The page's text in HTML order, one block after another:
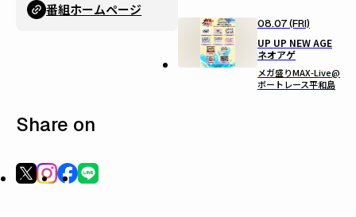
番組ホームページ
Share on
08.07 (FRI)
UP UP NEW AGE
ネオアゲ
メガ盛りMAX-Live@
ボートレース平和島